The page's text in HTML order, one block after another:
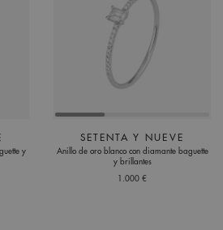
y
SETENTA Y NUEVE
Anillo de oro blanco con diamante baguette
y brillantes
1.000 €